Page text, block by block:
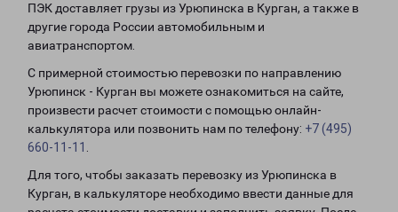
ПЭК доставляет грузы из Урюпинска в Курган, а также в
другие города России автомобильным и
авиатранспортом.
С примерной стоимостью перевозки по направлению
Урюпинск - Курган вы можете ознакомиться на сайте,
произвести расчет стоимости с помощью онлайн-
калькулятора или позвонить нам по телефону: +7 (495)
660-11-11
Для того, чтобы заказать перевозку из Урюпинска в
Курган, в калькуляторе необходимо ввести данные для